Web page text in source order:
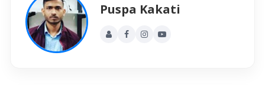
Puspa Kakati